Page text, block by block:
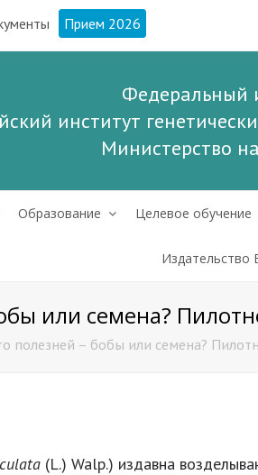
Прием 2026
Федеральный
институт
Министерство
Образование Целевое обучение
Издательство
или семена?
полезней – бобы или семена?
(L.) Walp.) издавна